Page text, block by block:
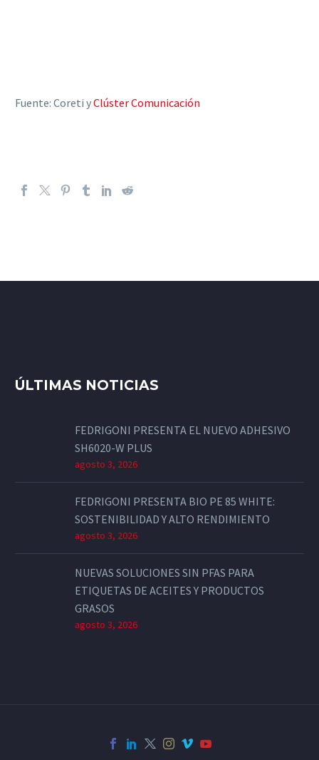
Fuente: Coreti yClúster Comunicación
ÚLTIMAS NOTICIAS
FEDRIGONI PRESENTA EL NUEVO ADHESIVO
SH6020-W PLUS
agosto 3, 2026
FEDRIGONI PRESENTA BIO PE 85 WHITE:
SOSTENIBILIDAD Y ALTO RENDIMIENTO
agosto 3, 2026
NUEVAS SOLUCIONES SIN PFAS PARA
ETIQUETAS DE ACEITES Y PRODUCTOS
GRASOS
agosto 3, 2026